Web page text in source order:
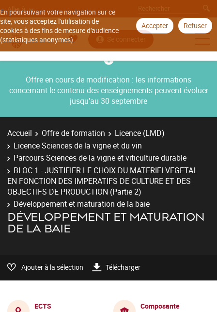
En poursuivant votre navigation sur ce
site, vous acceptez l'utilisation de
cookies à des fins de mesure d'audience
(statistiques anonymes).
Accepter Refuser
Aller à
Se connecter
Offre en cours de modification : les informations
concernant le contenu des enseignements peuvent évoluer
jusqu’au 30 septembre
Accueil Offre de formation
Licence (LMD)
Licence Sciences de la vigne et du vin
Parcours Sciences de la vigne et viticulture durable
BLOC 1 - JUSTIFIER LE CHOIX DU MATERIELVEGETAL
EN FONCTION DES IMPERATIFS DE CULTURE ET DES
OBJECTIFS DE PRODUCTION (Partie 2)
Développement et maturation de la baie
DÉVELOPPEMENT ET MATURATION
DE LA BAIE
Ajouter à la sélection Télécharger
ECTS
Composante